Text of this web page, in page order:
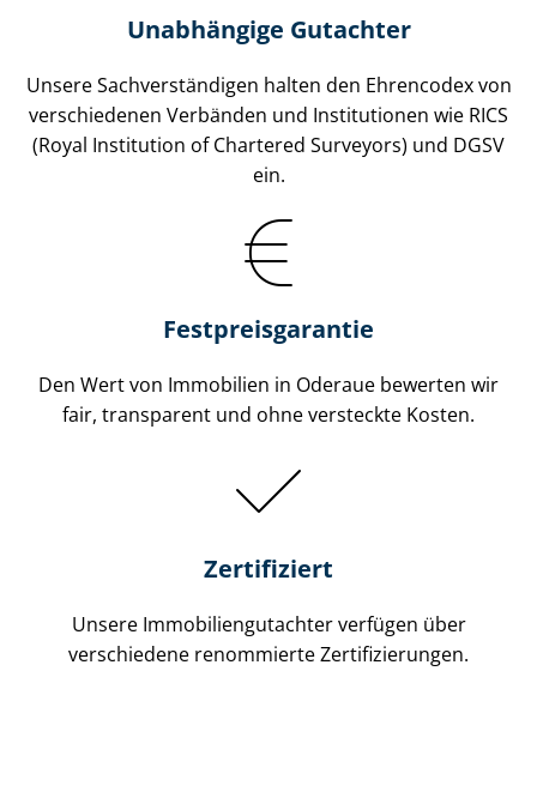
Unabhängige Gutachter
Unsere Sach­ver­stän­di­gen halten den Ehrencodex von
verschiedenen Verbänden und Institutionen wie RICS
(Royal Institution of Chartered Surveyors) und DGSV
ein.
Festpreis​garantie
Den Wert von Immobilien in Oderaue bewerten wir
fair, transparent und ohne versteckte Kosten.
Zertifiziert
Unsere Immobilien­gutachter verfügen über
verschiedene renommierte Zer­ti­fi­zie­run­gen.